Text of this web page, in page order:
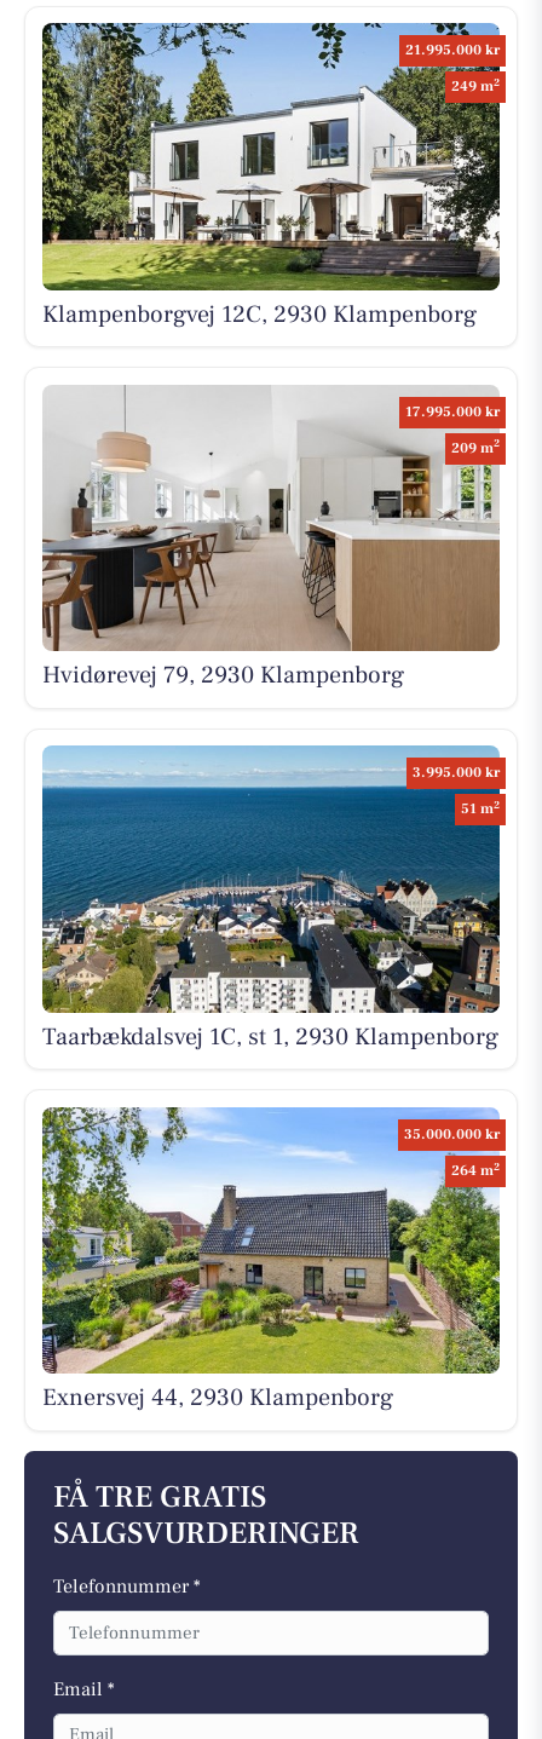
21.995.000 kr
249 m2
Klampenborgvej 12C, 2930 Klampenborg
17.995.000 kr
209 m2
Hvidørevej 79, 2930 Klampenborg
3.995.000 kr
51 m2
Taarbækdalsvej 1C, st 1, 2930 Klampenborg
35.000.000 kr
264 m2
Exnersvej 44, 2930 Klampenborg
FÅ TRE GRATIS
SALGSVURDERINGER
Telefonnummer *
Email *